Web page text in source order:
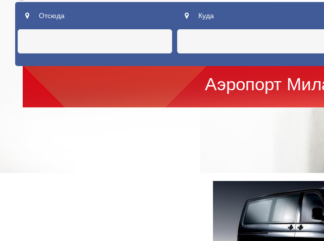
Отсюда Куда
Аэропорт